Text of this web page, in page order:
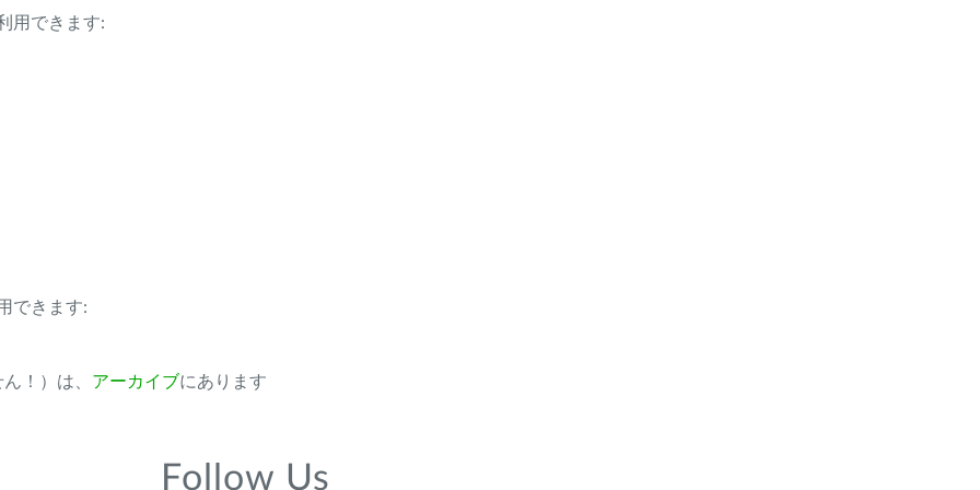
用できます:
できます:
！）は、 アーカイブにあります
Follow Us